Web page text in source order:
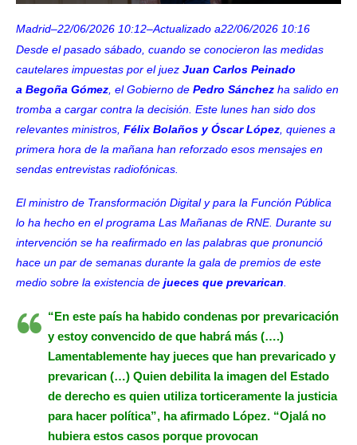
Madrid–22/06/2026 10:12–Actualizado a22/06/2026 10:16
Desde el pasado sábado, cuando se conocieron las medidas
cautelares impuestas por el juez Juan Carlos Peinado
a Begoña Gómez , el Gobierno de Pedro Sánchez ha salido en
tromba a cargar contra la decisión. Este lunes han sido dos
relevantes ministros, Félix Bolaños y Óscar López , quienes a
primera hora de la mañana han reforzado esos mensajes en
sendas entrevistas radiofónicas.
El ministro de Transformación Digital y para la Función Pública
lo ha hecho en el programa Las Mañanas de RNE. Durante su
intervención se ha reafirmado en las palabras que pronunció
hace un par de semanas durante la gala de premios de este
medio sobre la existencia de jueces que prevarican
“En este país ha habido condenas por prevaricación
y estoy convencido de que habrá más (….)
Lamentablemente hay jueces que han prevaricado y
prevarican (…) Quien debilita la imagen del Estado
de derecho es quien utiliza torticeramente la justicia
para hacer política”, ha afirmado López. “Ojalá no
hubiera estos casos porque provocan